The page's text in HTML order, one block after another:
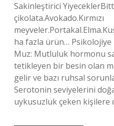
Sakinleştirici
çikolata.Avokado.Kırmızı
ha fazla ürün… Psikolojiye
Muz: Mutluluk hormonu
tetikleyen bir besin olan
gelir ve bazı ruhsal
Serotonin seviyelerini
uykusuzluk çeken kişilere